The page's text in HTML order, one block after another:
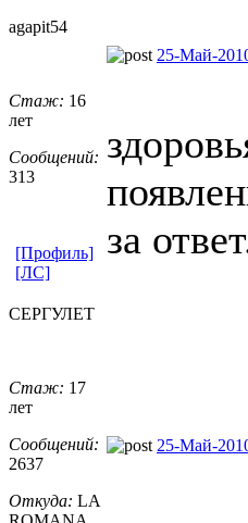
agapit54
Стаж: 16
лет
Сообщений:
313
25-Май-
за
[Профиль]
[ЛС]
СЕРГУЛЕТ
Стаж: 17
лет
Сообщений:
2637
Откуда: LA
25-Май-